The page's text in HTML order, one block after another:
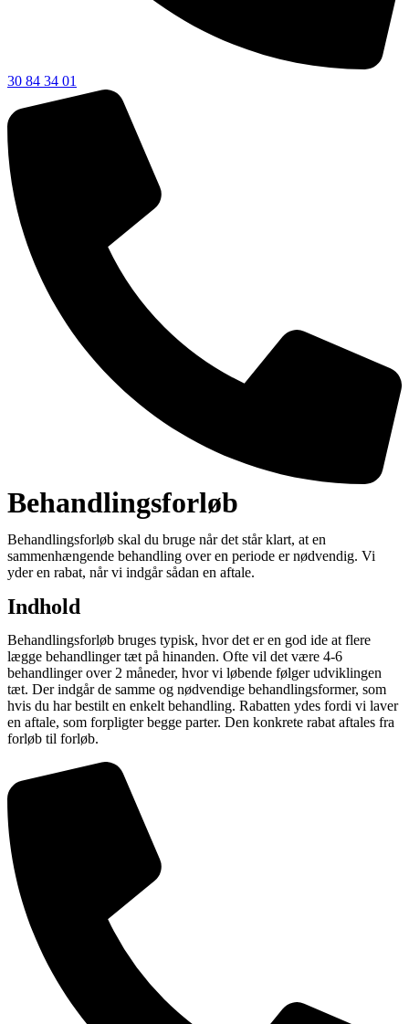
30 84 34 01
Behandlingsforløb
Behandlingsforløb skal du bruge når det står klart, at en
sammenhængende behandling over en periode er nødvendig. Vi
yder en rabat, når vi indgår sådan en aftale.
Indhold
Behandlingsforløb bruges typisk, hvor det er en god ide at flere
lægge behandlinger tæt på hinanden. Ofte vil det være 4-6
behandlinger over 2 måneder, hvor vi løbende følger udviklingen
tæt. Der indgår de samme og nødvendige behandlingsformer, som
hvis du har bestilt en enkelt behandling. Rabatten ydes fordi vi laver
en aftale, som forpligter begge parter. Den konkrete rabat aftales fra
forløb til forløb.